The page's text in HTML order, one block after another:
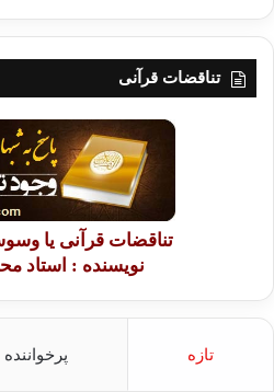
تناقضات قرآنی
تناقضات قرآنی یا
نویسنده : استاد
تازه پرخواننده